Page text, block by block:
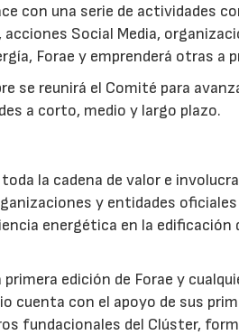
con una serie de actividades
, acciones Social Media,
Forae y emprenderá otras a
se reunirá el Comité para
a corto, medio y largo plazo.
la cadena de valor e
y entidades
energética en la
primera edición de Forae y
cuenta con el apoyo de sus
fundacionales del Clúster,